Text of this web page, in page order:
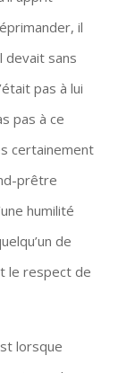
il
devait sans
pas à lui
pas à ce
certainement
prêtre
humilité
de
le respect de
lorsque